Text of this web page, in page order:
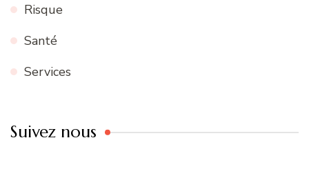
Risque
Santé
Services
Suivez nous